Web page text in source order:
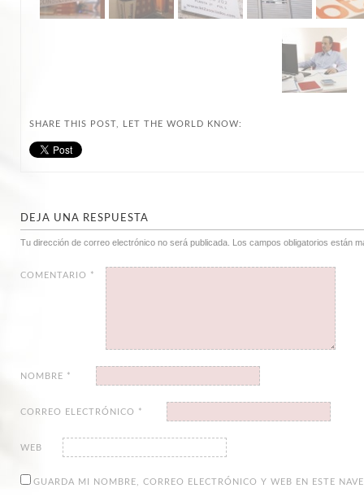
SHARE THIS POST, LET THE WORLD KNOW:
DEJA UNA RESPUESTA
Tu dirección de correo electrónico no será publicada. Los campos obligatorios están
COMENTARIO *
NOMBRE *
CORREO ELECTRÓNICO *
WEB
GUARDA MI NOMBRE, CORREO ELECTRÓNICO Y WEB EN ESTE